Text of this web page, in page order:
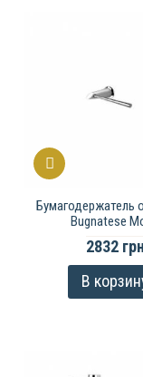
Бумагодержатель
Bugnatese
2832 грн
В